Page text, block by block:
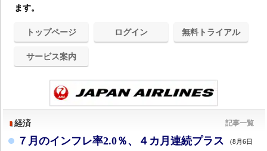
ます。
トップページ ログイン 無料トライアル
サービス案内
経済 記事一覧
７月のインフレ率2.0％、４カ月連続プラス (8月6日